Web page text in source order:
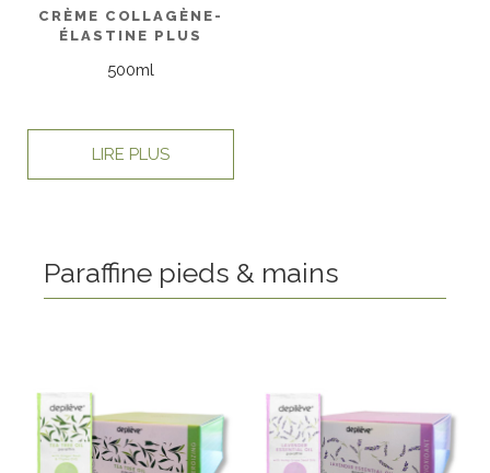
CRÈME COLLAGÈNE-
ÉLASTINE PLUS
500ml
LIRE PLUS
Paraffine pieds & mains